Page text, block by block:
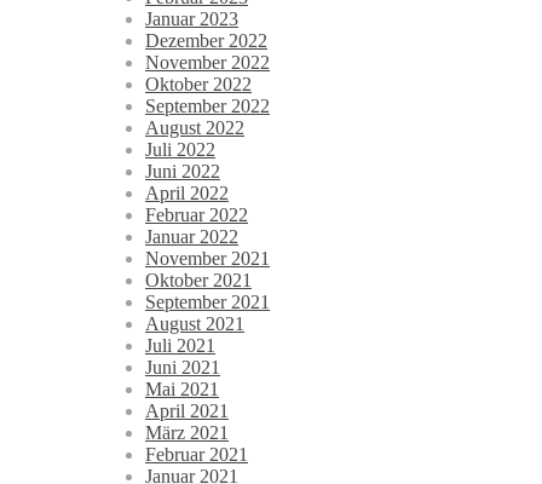
Januar 2023
Dezember 2022
November 2022
Oktober 2022
September 2022
August 2022
Juli 2022
Juni 2022
April 2022
Februar 2022
Januar 2022
November 2021
Oktober 2021
September 2021
August 2021
Juli 2021
Juni 2021
Mai 2021
April 2021
März 2021
Februar 2021
Januar 2021